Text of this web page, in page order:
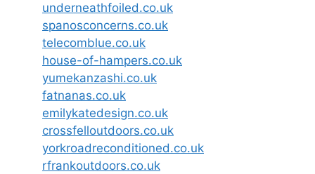
underneathfoiled.co.uk
spanosconcerns.co.uk
telecomblue.co.uk
house-of-hampers.co.uk
yumekanzashi.co.uk
fatnanas.co.uk
emilykatedesign.co.uk
crossfelloutdoors.co.uk
yorkroadreconditioned.co.uk
rfrankoutdoors.co.uk